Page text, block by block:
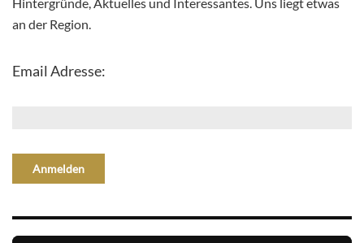
an der Region.
Email Adresse: